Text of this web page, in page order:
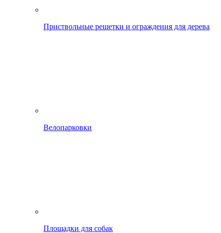
Приствольные решетки и ограждения для дерева
Велопарковки
Площадки для собак